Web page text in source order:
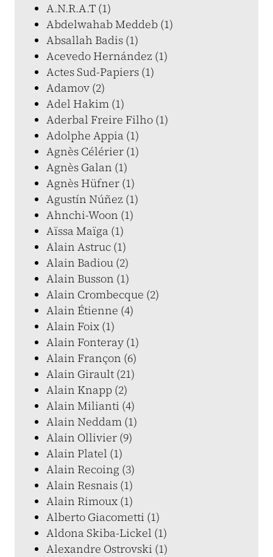
A.N.R.A.T (1)
Abdelwahab Meddeb (1)
Absallah Badis (1)
Acevedo Hernández (1)
Actes Sud-Papiers (1)
Adamov (2)
Adel Hakim (1)
Aderbal Freire Filho (1)
Adolphe Appia (1)
Agnès Célérier (1)
Agnès Galan (1)
Agnès Hüfner (1)
Agustín Núñez (1)
Ahnchi-Woon (1)
Aïssa Maïga (1)
Alain Astruc (1)
Alain Badiou (2)
Alain Busson (1)
Alain Crombecque (2)
Alain Étienne (4)
Alain Foix (1)
Alain Fonteray (1)
Alain Françon (6)
Alain Girault (21)
Alain Knapp (2)
Alain Milianti (4)
Alain Neddam (1)
Alain Ollivier (9)
Alain Platel (1)
Alain Recoing (3)
Alain Resnais (1)
Alain Rimoux (1)
Alberto Giacometti (1)
Aldona Skiba-Lickel (1)
Alexandre Ostrovski (1)